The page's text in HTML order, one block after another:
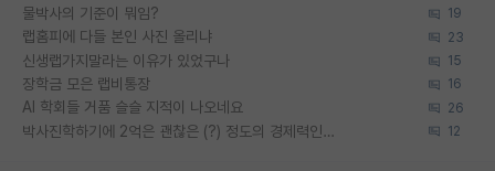
물박사의 기준이 뭐임? 19
랩홈피에 다들 본인 사진 올리냐 23
신생랩가지말라는 이유가 있었구나 15
장학금 모은 랩비통장 16
AI 학회들 거품 슬슬 지적이 나오네요 26
박사진학하기에 2억은 괜찮은 (?) 정도의 경제력인가요 12